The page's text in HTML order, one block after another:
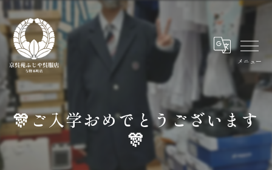
メニュー
🎊ご入学おめでとうございます
🎊